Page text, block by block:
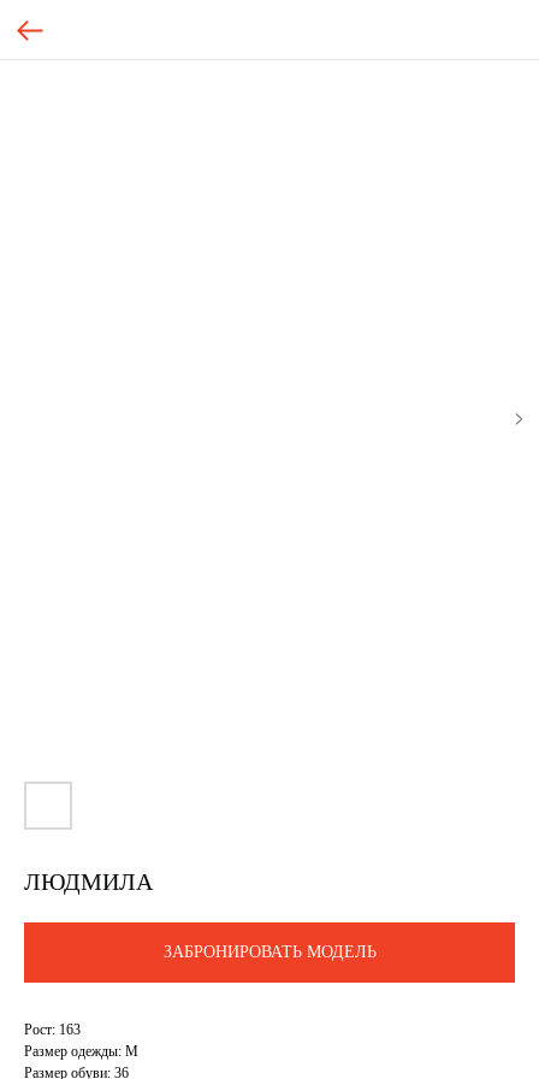
ЛЮДМИЛА
ЗАБРОНИРОВАТЬ МОДЕЛЬ
Рост: 163
Размер одежды: M
Размер обуви: 36